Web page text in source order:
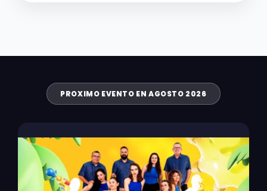
PROXIMO EVENTO EN AGOSTO 2026